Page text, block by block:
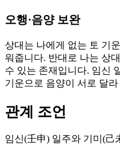
오행·음양 보완
상대는 나에게 없는 토 기
워줍니다. 반대로 나는 상
수 있는 존재입니다. 임신
기운으로 음양이 서로 달
관계 조언
임신(壬申) 일주와 기미(己